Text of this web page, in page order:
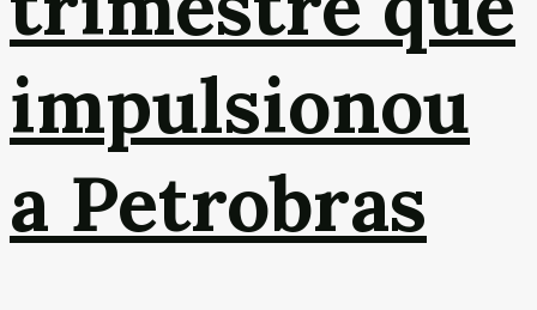
impulsionou
a Petrobras